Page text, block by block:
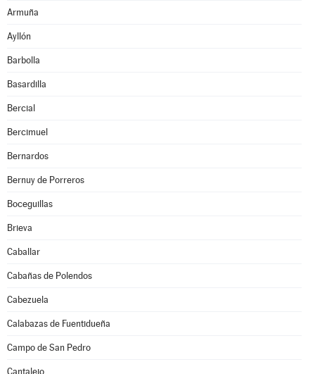
Armuña
Ayllón
Barbolla
Basardilla
Bercial
Bercimuel
Bernardos
Bernuy de Porreros
Boceguillas
Brieva
Caballar
Cabañas de Polendos
Cabezuela
Calabazas de Fuentidueña
Campo de San Pedro
Cantalejo